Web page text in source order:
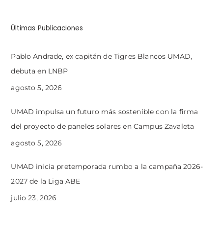
Últimas Publicaciones
Pablo Andrade, ex capitán de Tigres Blancos UMAD,
debuta en LNBP
agosto 5, 2026
UMAD impulsa un futuro más sostenible con la firma
del proyecto de paneles solares en Campus Zavaleta
agosto 5, 2026
UMAD inicia pretemporada rumbo a la campaña 2026-
2027 de la Liga ABE
julio 23, 2026